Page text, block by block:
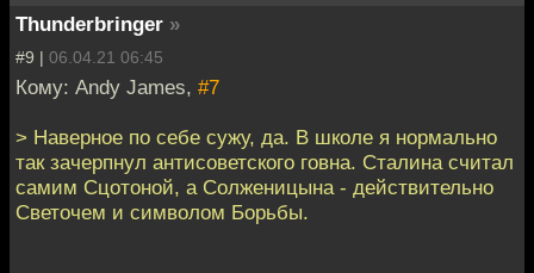
Thunderbringer »
#9 | 06.04.21 06:45
Кому: Andy James, #7
> Наверное по себе сужу, да. В школе я нормально
так зачерпнул антисоветского говна. Сталина считал
самим Сцотоной, а Солженицына - действительно
Светочем и символом Борьбы.